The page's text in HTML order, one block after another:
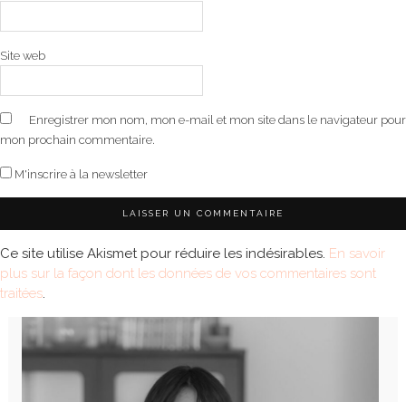
Site web
Enregistrer mon nom, mon e-mail et mon site dans le navigateur pour
mon prochain commentaire.
M'inscrire à la newsletter
Ce site utilise Akismet pour réduire les indésirables. En savoir
plus sur la façon dont les données de vos commentaires sont
traitées.